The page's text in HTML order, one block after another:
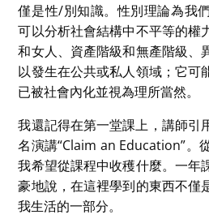
僅是性/別知識。性別理論為我
可以分析社會結構中不平等的權
和女人、資產階級和無產階級、
以發生在公共或私人領域；它可
已被社會內化並視為理所當然。
我還記得在第一堂課上，講師引
名演講“Claim an Education”。
我希望從課程中收穫什麼。一年
豪地說，在這裡學到的東西不僅
我生活的一部分。